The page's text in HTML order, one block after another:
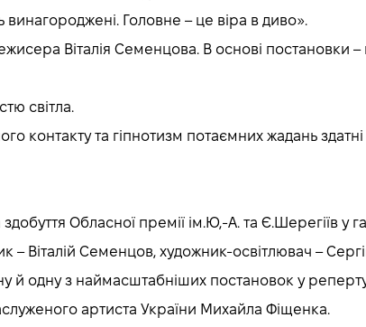
винагороджені. Головне – це віра в диво».
Віталія Семенцова. В основі постановки –
світла.
контакту та гіпнотизм потаємних жадань
Обласної премії ім.Ю,-А. та Є.Шерегіїв у
Віталій Семенцов, художник-освітлювач –
й одну з наймасштабніших постановок у
артиста України Михайла Фіщенка.